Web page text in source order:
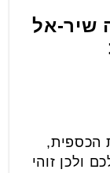
שיר-אל
הכספית,
ולכן זוהי